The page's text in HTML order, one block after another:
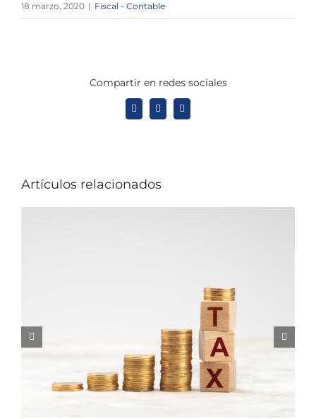
18 marzo, 2020 | Fiscal - Contable
Compartir en redes sociales
X LinkedInWhatsApp
Artículos relacionados